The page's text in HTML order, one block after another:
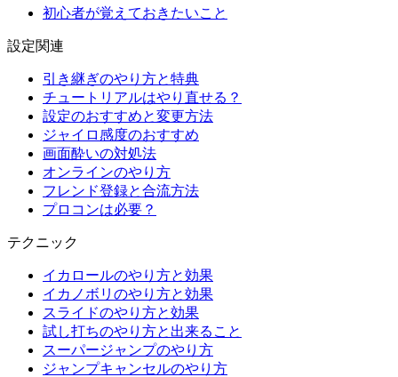
初心者が覚えておきたいこと
設定関連
引き継ぎのやり方と特典
チュートリアルはやり直せる？
設定のおすすめと変更方法
ジャイロ感度のおすすめ
画面酔いの対処法
オンラインのやり方
フレンド登録と合流方法
プロコンは必要？
テクニック
イカロールのやり方と効果
イカノボリのやり方と効果
スライドのやり方と効果
試し打ちのやり方と出来ること
スーパージャンプのやり方
ジャンプキャンセルのやり方